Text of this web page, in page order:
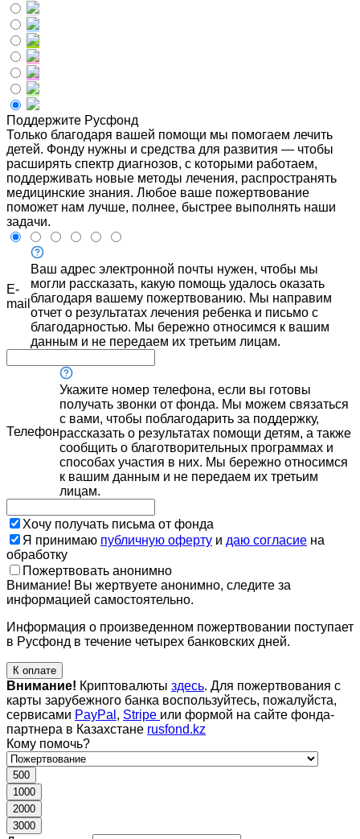
Поддержите Русфонд
Только благодаря вашей помощи мы помогаем лечить
детей. Фонду нужны и средства для развития — чтобы
расширять спектр диагнозов, с которыми работаем,
поддерживать новые методы лечения, распространять
медицинские знания. Любое ваше пожертвование
поможет нам лучше, полнее, быстрее выполнять наши
задачи.
E-
mail
Ваш адрес электронной почты нужен, чтобы мы
могли рассказать, какую помощь удалось оказать
благодаря вашему пожертвованию. Мы направим
отчет о результатах лечения ребенка и письмо с
благодарностью. Мы бережно относимся к вашим
данным и не передаем их третьим лицам.
Телефон
Укажите номер телефона, если вы готовы
получать звонки от фонда. Мы можем связаться
с вами, чтобы поблагодарить за поддержку,
рассказать о результатах помощи детям, а также
сообщить о благотворительных программах и
способах участия в них. Мы бережно относимся
к вашим данным и не передаем их третьим
лицам.
Хочу получать письма от фонда
Я принимаю публичную оферту и даю согласие на
обработку
Пожертвовать анонимно
Внимание! Вы жертвуете анонимно, следите за
информацией самостоятельно.
Информация о произведенном пожертвовании поступает
в Русфонд в течение четырех банковских дней.
К оплате
Внимание! Криптовалюты здесь. Для пожертвования с
карты зарубежного банка воспользуйтесь, пожалуйста,
сервисами PayPal , Stripe или формой на сайте фонда-
партнера в Казахстане rusfond.kz
Кому помочь?
500
1000
2000
3000